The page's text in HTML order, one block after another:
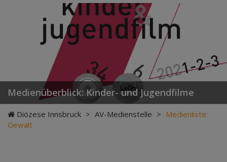
Medienüberblick: Kinder- und Jugendfilme
Diözese Innsbruck > AV-Medienstelle > Medienliste:
Gewalt